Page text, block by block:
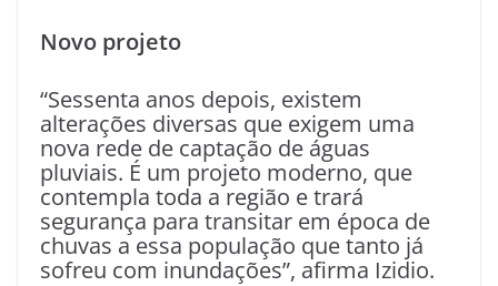
Novo projeto
“Sessenta anos depois, existem
alterações diversas que exigem uma
nova rede de captação de águas
pluviais. É um projeto moderno, que
contempla toda a região e trará
segurança para transitar em época de
chuvas a essa população que tanto já
sofreu com inundações”, afirma Izidio.